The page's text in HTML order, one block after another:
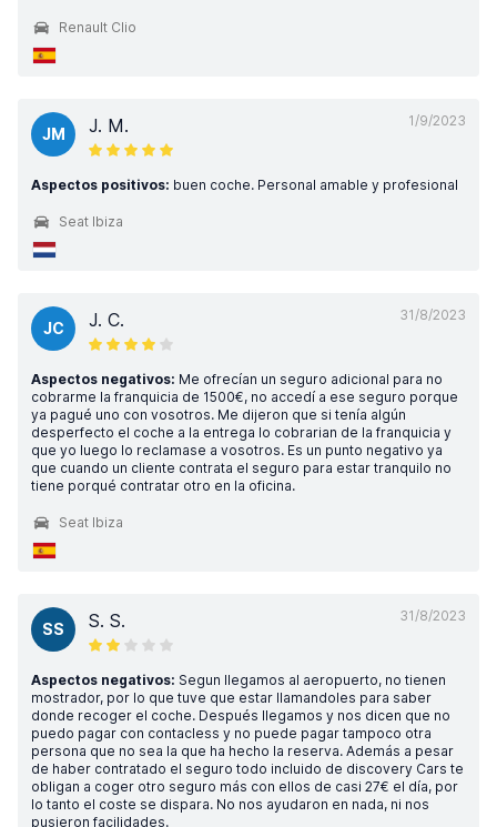
Renault Clio
1/9/2023
JM J. M.
Aspectos positivos: buen coche. Personal amable y profesional
Seat Ibiza
31/8/2023
JC J. C.
Aspectos negativos: Me ofrecían un seguro adicional para no
cobrarme la franquicia de 1500€, no accedí a ese seguro porque
ya pagué uno con vosotros. Me dijeron que si tenía algún
desperfecto el coche a la entrega lo cobrarian de la franquicia y
que yo luego lo reclamase a vosotros. Es un punto negativo ya
que cuando un cliente contrata el seguro para estar tranquilo no
tiene porqué contratar otro en la oficina.
Seat Ibiza
31/8/2023
SS S. S.
Aspectos negativos: Segun llegamos al aeropuerto, no tienen
mostrador, por lo que tuve que estar llamandoles para saber
donde recoger el coche. Después llegamos y nos dicen que no
puedo pagar con contacless y no puede pagar tampoco otra
persona que no sea la que ha hecho la reserva. Además a pesar
de haber contratado el seguro todo incluido de discovery Cars te
obligan a coger otro seguro más con ellos de casi 27€ el día, por
lo tanto el coste se dispara. No nos ayudaron en nada, ni nos
pusieron facilidades.